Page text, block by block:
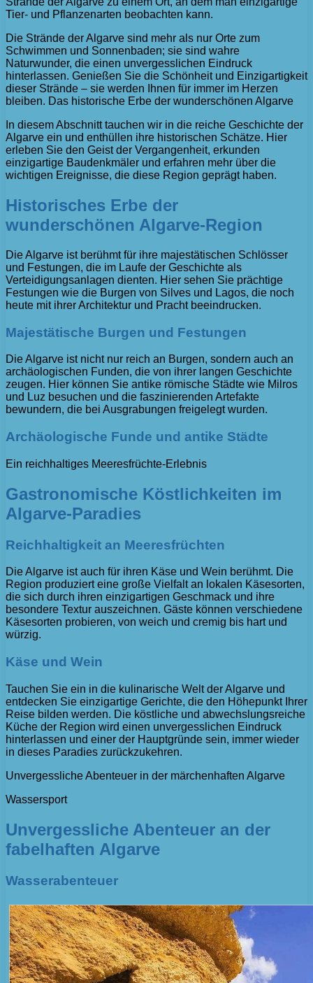
Tier- und Pflanzenarten beobachten kann.
Die Strände der Algarve sind mehr als nur Orte zum
Schwimmen und Sonnenbaden; sie sind wahre
Naturwunder, die einen unvergesslichen Eindruck
hinterlassen. Genießen Sie die Schönheit und Einzigartigkeit
dieser Strände – sie werden Ihnen für immer im Herzen
bleiben. Das historische Erbe der wunderschönen Algarve
In diesem Abschnitt tauchen wir in die reiche Geschichte der
Algarve ein und enthüllen ihre historischen Schätze. Hier
erleben Sie den Geist der Vergangenheit, erkunden
einzigartige Baudenkmäler und erfahren mehr über die
wichtigen Ereignisse, die diese Region geprägt haben.
Historisches Erbe der
wunderschönen Algarve-Region
Die Algarve ist berühmt für ihre majestätischen Schlösser
und Festungen, die im Laufe der Geschichte als
Verteidigungsanlagen dienten. Hier sehen Sie prächtige
Festungen wie die Burgen von Silves und Lagos, die noch
heute mit ihrer Architektur und Pracht beeindrucken.
Majestätische Burgen und Festungen
Die Algarve ist nicht nur reich an Burgen, sondern auch an
archäologischen Funden, die von ihrer langen Geschichte
zeugen. Hier können Sie antike römische Städte wie Milros
und Luz besuchen und die faszinierenden Artefakte
bewundern, die bei Ausgrabungen freigelegt wurden.
Archäologische Funde und antike Städte
Ein reichhaltiges Meeresfrüchte-Erlebnis
Gastronomische Köstlichkeiten im
Algarve-Paradies
Reichhaltigkeit an Meeresfrüchten
Die Algarve ist auch für ihren Käse und Wein berühmt. Die
Region produziert eine große Vielfalt an lokalen Käsesorten,
die sich durch ihren einzigartigen Geschmack und ihre
besondere Textur auszeichnen. Gäste können verschiedene
Käsesorten probieren, von weich und cremig bis hart und
würzig.
Käse und Wein
Tauchen Sie ein in die kulinarische Welt der Algarve und
entdecken Sie einzigartige Gerichte, die den Höhepunkt Ihrer
Reise bilden werden. Die köstliche und abwechslungsreiche
Küche der Region wird einen unvergesslichen Eindruck
hinterlassen und einer der Hauptgründe sein, immer wieder
in dieses Paradies zurückzukehren.
Unvergessliche Abenteuer in der märchenhaften Algarve
Wassersport
Unvergessliche Abenteuer an der
fabelhaften Algarve
Wasserabenteuer